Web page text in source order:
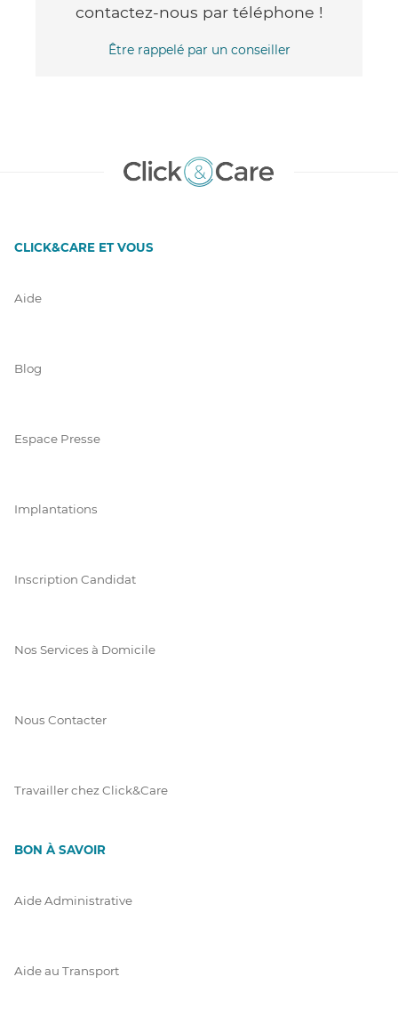
contactez-nous par téléphone !
Être rappelé par un conseiller
CLICK&CARE ET VOUS
Aide
Blog
Espace Presse
Implantations
Inscription Candidat
Nos Services à Domicile
Nous Contacter
Travailler chez Click&Care
BON À SAVOIR
Aide Administrative
Aide au Transport